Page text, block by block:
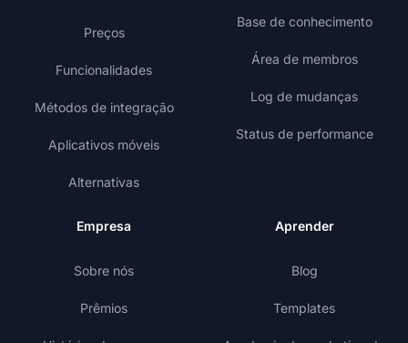
Preços
Funcionalidades
Métodos de integração
Aplicativos móveis
Alternativas
Base de conhecimento
Área de membros
Log de mudanças
Status de performance
Empresa
Sobre nós
Prêmios
Aprender
Blog
Templates